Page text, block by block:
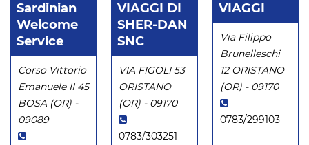
Sardinian
Welcome
Service
Corso Vittorio
Emanuele II 45
BOSA (OR) -
09089
VIAGGI DI
SHER-DAN
SNC
VIA FIGOLI 53
ORISTANO
(OR) - 09170
0783/303251
VIAGGI
Via Filippo
Brunelleschi
12 ORISTANO
(OR) - 09170
0783/299103